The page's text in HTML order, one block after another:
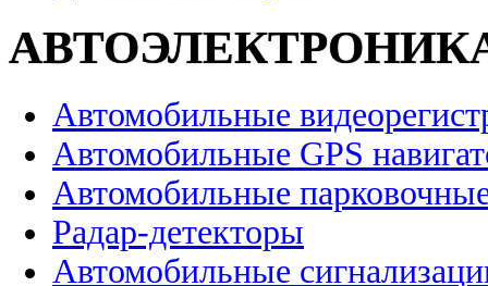
Автомобильные
Автомобильные GPS
Автомобильные
Радар-детекторы
Автомобильные